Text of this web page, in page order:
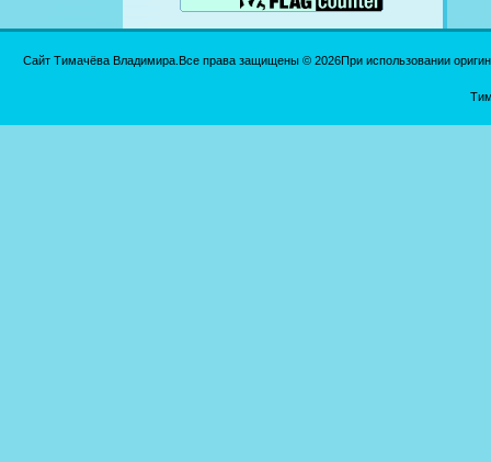
Сайт Тимачёва Владимира.Все права защищены © 2026При использовании